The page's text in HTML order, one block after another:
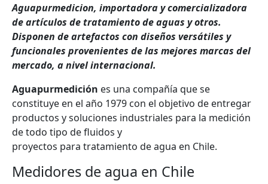
Aguapurmedicion, importadora y comercializadora
de artículos de tratamiento de aguas y otros.
Disponen de artefactos con diseños versátiles y
funcionales provenientes de las mejores marcas del
mercado, a nivel internacional.
Aguapurmedición es una compañía que se
constituye en el año 1979 con el objetivo de entregar
productos y soluciones industriales para la medición
de todo tipo de fluidos y
proyectos para tratamiento de agua en Chile.
Medidores de agua en Chile